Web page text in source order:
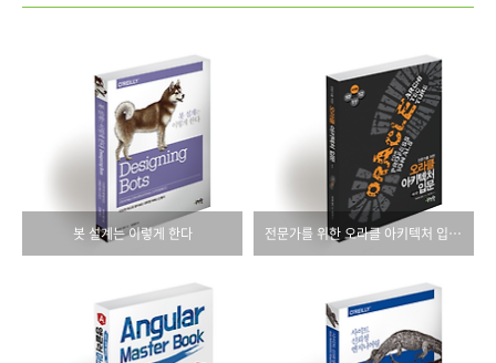
봇 설계는 이렇게 한다 전문가를 위한 오라클 아키텍처 입문(제2판)